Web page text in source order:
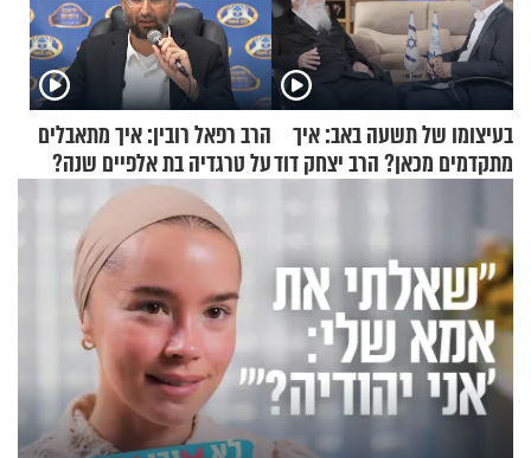
בעיצומו של תשעה באב: איך
מתקדמים מכאן? הרב יצחק דוד
הרב רפאל רובין: איך מתאבלים
על טרגדיה בת אלפיים שנה?